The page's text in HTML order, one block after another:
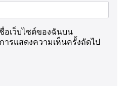
อเว็บไซต์ของฉันบน
ารแสดงความเห็นครั้งถัดไป